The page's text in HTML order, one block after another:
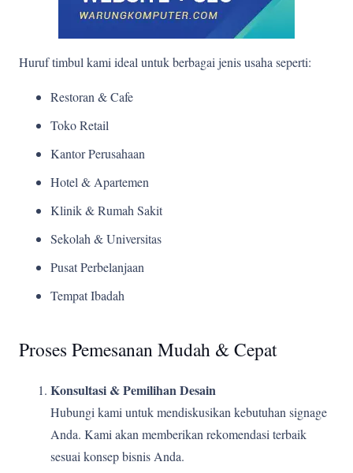
Huruf timbul kami ideal untuk berbagai jenis usaha seperti:
Restoran & Cafe
Toko Retail
Kantor Perusahaan
Hotel & Apartemen
Klinik & Rumah Sakit
Sekolah & Universitas
Pusat Perbelanjaan
Tempat Ibadah
Proses Pemesanan Mudah & Cepat
Konsultasi & Pemilihan Desain
Hubungi kami untuk mendiskusikan kebutuhan signage
Anda. Kami akan memberikan rekomendasi terbaik
sesuai konsep bisnis Anda.